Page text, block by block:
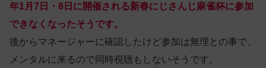
年1月7日・8日に開催される新春にじさんじ麻雀杯に参加
できなくなったそうです。
後からマネージャーに確認したけど参加は無理との事で、
メンタルに来るので同時視聴もしないそうです。